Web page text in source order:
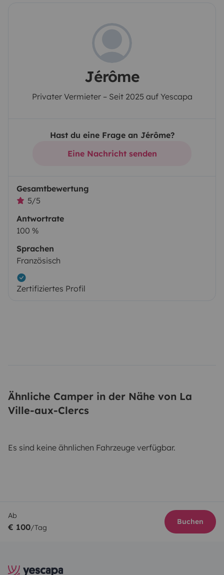
Jérôme
Privater Vermieter – Seit 2025 auf Yescapa
Hast du eine Frage an Jérôme?
Eine Nachricht senden
Gesamtbewertung
5/5
Antwortrate
100 %
Sprachen
Französisch
Zertifiziertes Profil
Ähnliche Camper in der Nähe von La
Ville-aux-Clercs
Es sind keine ähnlichen Fahrzeuge verfügbar.
Ab
€ 100/Tag
Buchen